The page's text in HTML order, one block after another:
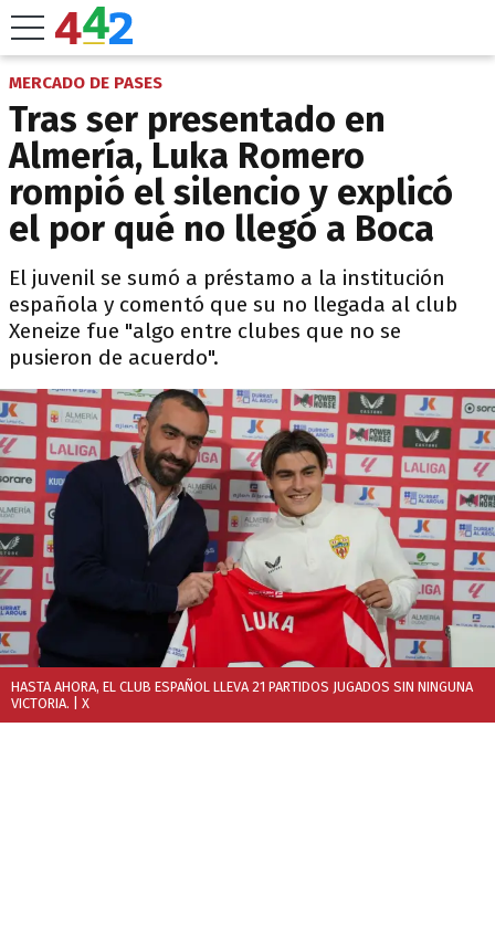
MERCADO DE PASES
Tras ser presentado en
Almería, Luka Romero
rompió el silencio y explicó
el por qué no llegó a Boca
El juvenil se sumó a préstamo a la institución
española y comentó que su no llegada al club
Xeneize fue "algo entre clubes que no se
pusieron de acuerdo".
HASTA AHORA, EL CLUB ESPAÑOL LLEVA 21 PARTIDOS JUGADOS SIN NINGUNA
VICTORIA. | X